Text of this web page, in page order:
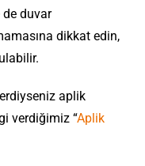
duvar
dikkat edin,
aplik
verdiğimiz “Aplik